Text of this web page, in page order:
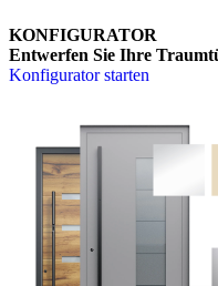
MEHR ERFAHREN
KONFIGURATOR
Entwerfen Sie Ihre
Konfigurator starten